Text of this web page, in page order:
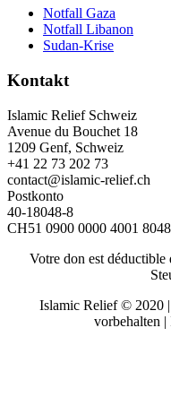
Notfall Gaza
Notfall Libanon
Sudan-Krise
Kontakt
Islamic Relief Schweiz
Avenue du Bouchet 18
1209 Genf, Schweiz
+41 22 73 202 73
contact@islamic-relief.ch
Postkonto
40-18048-8
CH51 0900 0000 4001
Votre don est déductible
Islamic Relief © 2020 |
vorbehalten